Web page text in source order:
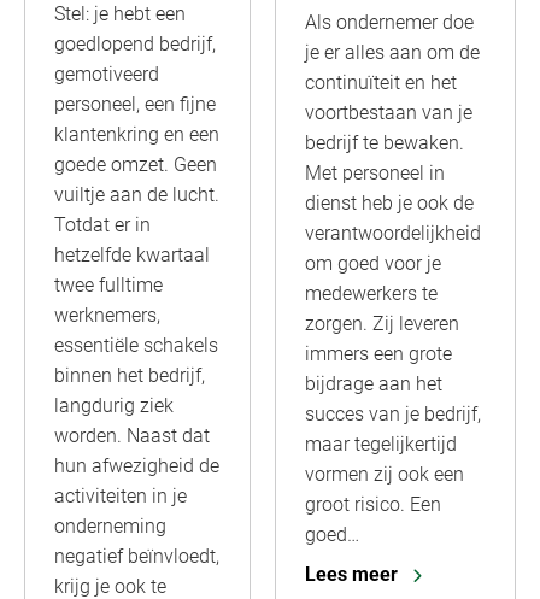
Stel: je hebt een
goedlopend bedrijf,
gemotiveerd
personeel, een fijne
klantenkring en een
goede omzet. Geen
vuiltje aan de lucht.
Totdat er in
hetzelfde kwartaal
twee fulltime
werknemers,
essentiële schakels
binnen het bedrijf,
langdurig ziek
worden. Naast dat
hun afwezigheid de
activiteiten in je
onderneming
negatief beïnvloedt,
krijg je ook te
Als ondernemer doe
je er alles aan om de
continuïteit en het
voortbestaan van je
bedrijf te bewaken.
Met personeel in
dienst heb je ook de
verantwoordelijkheid
om goed voor je
medewerkers te
zorgen. Zij leveren
immers een grote
bijdrage aan het
succes van je bedrijf,
maar tegelijkertijd
vormen zij ook een
groot risico. Een
goed…
Lees meer